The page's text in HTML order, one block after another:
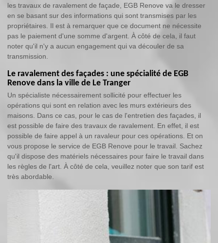
les travaux de ravalement de façade, EGB Renove va le dresser
en se basant sur des informations qui sont transmises par les
propriétaires. Il est à remarquer que ce document ne nécessite
pas le paiement d'une somme d'argent. À côté de cela, il faut
noter qu'il n'y a aucun engagement qui va découler de sa
transmission.
Le ravalement des façades : une spécialité de EGB
Renove dans la ville de Le Tranger
Un spécialiste nécessairement sollicité pour effectuer les
opérations qui sont en relation avec les murs extérieurs des
maisons. Dans ce cas, pour le cas de l'entretien des façades, il
est possible de faire des travaux de ravalement. En effet, il est
possible de faire appel à un ravaleur pour ces opérations. Et on
vous propose le service de EGB Renove pour le travail. Sachez
qu'il dispose des matériels nécessaires pour faire le travail dans
les règles de l'art. À côté de cela, veuillez noter que son tarif est
très abordable.